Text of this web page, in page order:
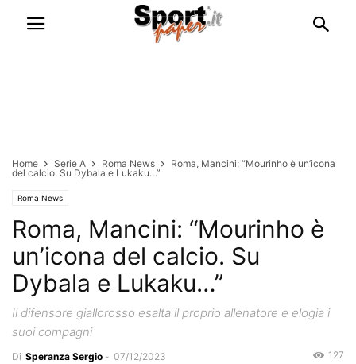
Home Serie A Roma News
Roma, Mancini: “Mourinho è un’icona
del calcio. Su Dybala e Lukaku…”
Roma News
Roma, Mancini: “Mourinho è
un’icona del calcio. Su
Dybala e Lukaku…”
Il difensore giallorosso esalta il proprio allenatore e elogia i
suoi compagni
Di Speranza Sergio - 07/12/2023 127